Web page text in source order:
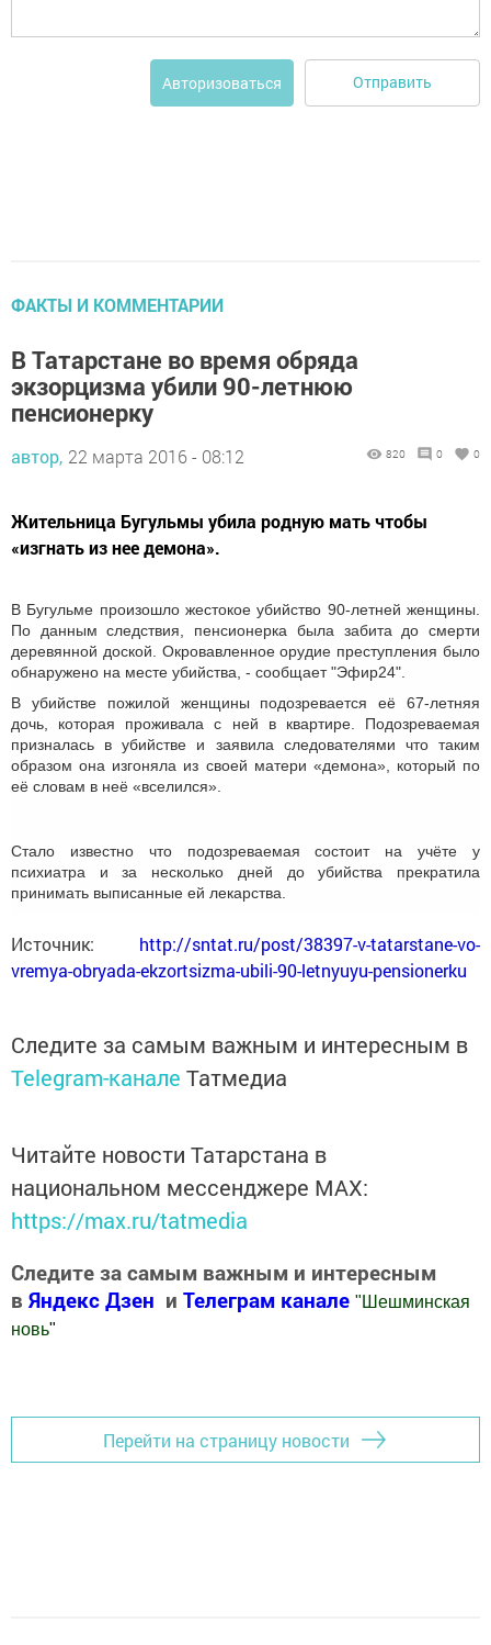
Авторизоваться Отправить
ФАКТЫ И КОММЕНТАРИИ
В Татарстане во время обряда
экзорцизма убили 90-летнюю
пенсионерку
автор, 22 марта 2016 - 08:12 820 0 0
Жительница Бугульмы убила родную мать чтобы
«изгнать из нее демона».
В Бугульме произошло жестокое убийство 90-летней женщины.
По данным следствия, пенсионерка была забита до смерти
деревянной доской. Окровавленное орудие преступления было
обнаружено на месте убийства, - сообщает "Эфир24".
В убийстве пожилой женщины подозревается её 67-летняя
дочь, которая проживала с ней в квартире. Подозреваемая
призналась в убийстве и заявила следователями что таким
образом она изгоняла из своей матери «демона», который по
её словам в неё «вселился».
Стало известно что подозреваемая состоит на учёте у
психиатра и за несколько дней до убийства прекратила
принимать выписанные ей лекарства.
Источник: http://sntat.ru/post/38397-v-tatarstane-vo-
vremya-obryada-ekzortsizma-ubili-90-letnyuyu-pensionerku
Следите за самым важным и интересным в
Telegram-канале Татмедиа
Читайте новости Татарстана в
национальном мессенджере MАХ:
https://max.ru/tatmedia
Следите за самым важным и интересным
в Яндекс Дзен и Телеграм канале " Шешминская
новь"
Перейти на страницу новости